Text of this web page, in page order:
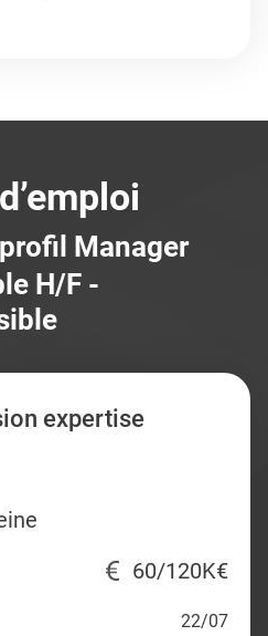
Manager
H/F -
expertise
60/120K€
22/07